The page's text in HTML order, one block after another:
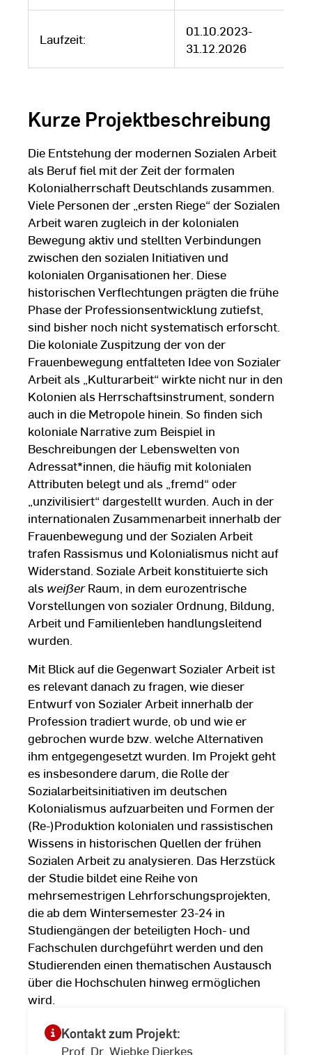
Laufzeit:
01.10.2023-
31.12.2026
Kurze Projektbeschreibung
Die Entstehung der modernen Sozialen Arbeit
als Beruf fiel mit der Zeit der formalen
Kolonialherrschaft Deutschlands zusammen.
Viele Personen der „ersten Riege“ der Sozialen
Arbeit waren zugleich in der kolonialen
Bewegung aktiv und stellten Verbindungen
zwischen den sozialen Initiativen und
kolonialen Organisationen her. Diese
historischen Verflechtungen prägten die frühe
Phase der Professionsentwicklung zutiefst,
sind bisher noch nicht systematisch erforscht.
Die koloniale Zuspitzung der von der
Frauenbewegung entfalteten Idee von Sozialer
Arbeit als „Kulturarbeit“ wirkte nicht nur in den
Kolonien als Herrschaftsinstrument, sondern
auch in die Metropole hinein. So finden sich
koloniale Narrative zum Beispiel in
Beschreibungen der Lebenswelten von
Adressat*innen, die häufig mit kolonialen
Attributen belegt und als „fremd“ oder
„unzivilisiert“ dargestellt wurden. Auch in der
internationalen Zusammenarbeit innerhalb der
Frauenbewegung und der Sozialen Arbeit
trafen Rassismus und Kolonialismus nicht auf
Widerstand. Soziale Arbeit konstituierte sich
als weißerRaum, in dem eurozentrische
Vorstellungen von sozialer Ordnung, Bildung,
Arbeit und Familienleben handlungsleitend
wurden.
Mit Blick auf die Gegenwart Sozialer Arbeit ist
es relevant danach zu fragen, wie dieser
Entwurf von Sozialer Arbeit innerhalb der
Profession tradiert wurde, ob und wie er
gebrochen wurde bzw. welche Alternativen
ihm entgegengesetzt wurden. Im Projekt geht
es insbesondere darum, die Rolle der
Sozialarbeitsinitiativen im deutschen
Kolonialismus aufzuarbeiten und Formen der
(Re-)Produktion kolonialen und rassistischen
Wissens in historischen Quellen der frühen
Sozialen Arbeit zu analysieren. Das Herzstück
der Studie bildet eine Reihe von
mehrsemestrigen Lehrforschungsprojekten,
die ab dem Wintersemester 23-24 in
Studiengängen der beteiligten Hoch- und
Fachschulen durchgeführt werden und den
Studierenden einen thematischen Austausch
über die Hochschulen hinweg ermöglichen
wird.
Kontakt zum Projekt:
Prof. Dr. Wiebke Dierkes